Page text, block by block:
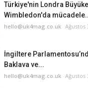
Türkiye'nin Londra
Wimbledon'da
hello@uk4mag.co.uk Ağustos
İngiltere
Baklava ve...
hello@uk4mag.co.uk Ağustos